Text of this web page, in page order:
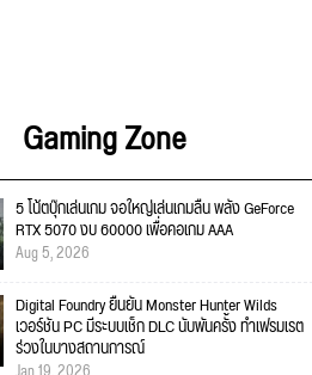
Gaming Zone
5 โน้ตบุ๊กเล่นเกม จอใหญ่เล่นเกมลื่น พลัง GeForce
RTX 5070 งบ 60000 เพื่อคอเกม AAA
Aug 5, 2026
Digital Foundry ยืนยัน Monster Hunter Wilds
เวอร์ชัน PC มีระบบเช็ก DLC นับพันครั้ง ทำเฟรมเรต
ร่วงในบางสถานการณ์